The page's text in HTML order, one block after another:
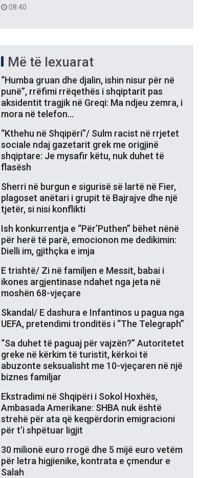
08:40
Më të lexuarat
“Humba gruan dhe djalin, ishin nisur për në
punë”, rrëfimi rrëqethës i shqiptarit pas
aksidentit tragjik në Greqi: Ma ndjeu zemra, i
mora në telefon…
“Kthehu në Shqipëri”/ Sulm racist në rrjetet
sociale ndaj gazetarit grek me origjinë
shqiptare: Je mysafir këtu, nuk duhet të
flasësh
Sherri në burgun e sigurisë së lartë në Fier,
plagoset anëtari i grupit të Bajrajve dhe një
tjetër, si nisi konflikti
Ish konkurrentja e “Për’Puthen” bëhet nënë
për herë të parë, emocionon me dedikimin:
Dielli im, gjithçka e imja
E trishtë/ Zi në familjen e Messit, babai i
ikones argjentinase ndahet nga jeta në
moshën 68-vjeçare
Skandal/ E dashura e Infantinos u pagua nga
UEFA, pretendimi tronditës i “The Telegraph”
“Sa duhet të paguaj për vajzën?” Autoritetet
greke në kërkim të turistit, kërkoi të
abuzonte seksualisht me 10-vjeçaren në një
biznes familjar
Ekstradimi në Shqipëri i Sokol Hoxhës,
Ambasada Amerikane: SHBA nuk është
strehë për ata që keqpërdorin emigracioni
për t’i shpëtuar ligjit
30 milionë euro rrogë dhe 5 mijë euro vetëm
për letra higjienike, kontrata e çmendur e
Salah